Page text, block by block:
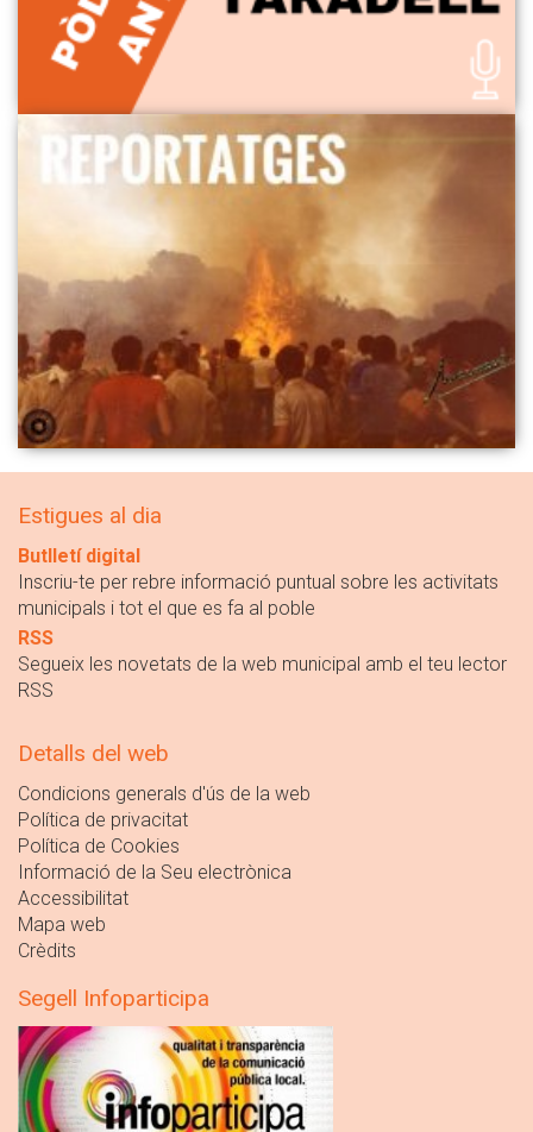
Estigues al dia
Butlletí digital
Inscriu-te per rebre informació puntual sobre les activitats
municipals i tot el que es fa al poble
RSS
Segueix les novetats de la web municipal amb el teu lector
RSS
Detalls del web
Condicions generals d'ús de la web
Política de privacitat
Política de Cookies
Informació de la Seu electrònica
Accessibilitat
Mapa web
Crèdits
Segell Infoparticipa